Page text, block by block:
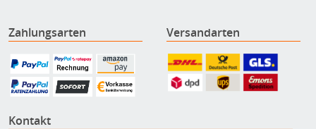
Zahlungsarten Versandarten
Kontakt